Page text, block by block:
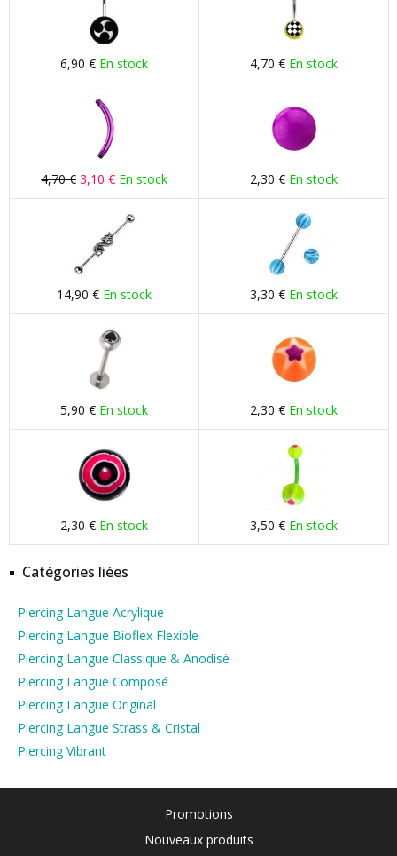
6,90 € En stock 4,70 € En stock
4,70 € 3,10 € En stock 2,30 € En stock
14,90 € En stock 3,30 € En stock
5,90 € En stock 2,30 € En stock
2,30 € En stock 3,50 € En stock
Catégories liées
Piercing Langue Acrylique
Piercing Langue Bioflex Flexible
Piercing Langue Classique & Anodisé
Piercing Langue Composé
Piercing Langue Original
Piercing Langue Strass & Cristal
Piercing Vibrant
Promotions
Nouveaux produits